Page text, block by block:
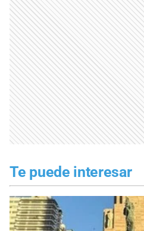
Te puede interesar